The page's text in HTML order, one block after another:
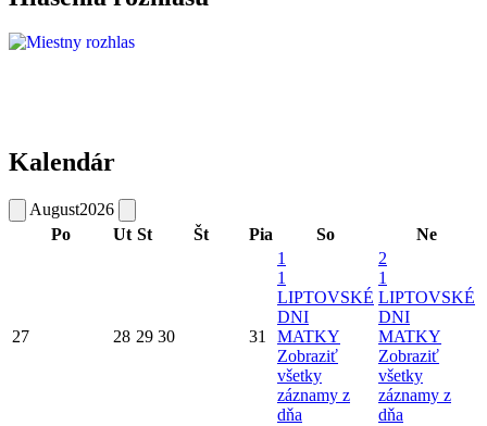
Kalendár
August2026
Po
Ut St Št Pia So Ne
27 28 29 30 31
1
1
LIPTOVSKÉ
DNI
MATKY
Zobraziť
všetky
záznamy z
dňa
2
1
LIPTOVSKÉ
DNI
MATKY
Zobraziť
všetky
záznamy z
dňa